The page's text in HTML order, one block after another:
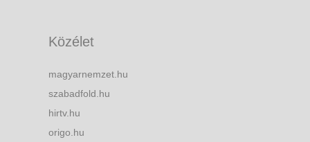
Közélet
magyarnemzet.hu
szabadfold.hu
hirtv.hu
origo.hu